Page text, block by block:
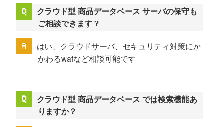
クラウド型 商品データベース サーバの保守も
ご相談できます？
はい、クラウドサーバ、セキュリティ対策にか
かわるwafなど相談可能です
クラウド型 商品データベース では検索機能あ
りますか？